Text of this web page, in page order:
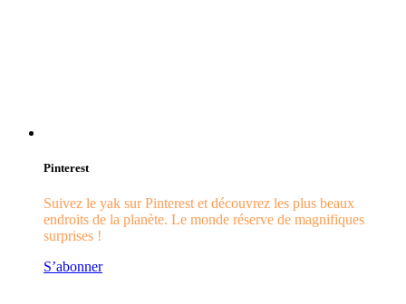
Pinterest
Suivez le yak sur Pinterest et découvrez les plus beaux
endroits de la planète. Le monde réserve de magnifiques
surprises !
S’abonner